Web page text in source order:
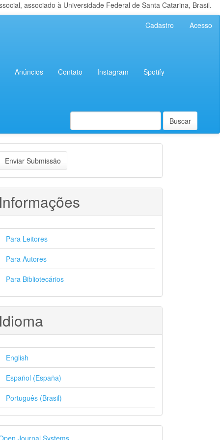
associado à Universidade Federal de Santa Catarina, Brasil.
Cadastro Acesso
Anúncios Contato Instagram Spotify
Buscar
Enviar Submissão
Para Leitores
Para Autores
Para Bibliotecários
English
Español (España)
Português (Brasil)
Journal Systems